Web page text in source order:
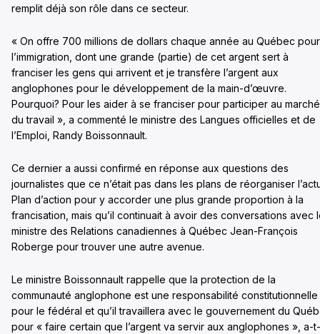
remplit déjà son rôle dans ce secteur.
« On offre 700 millions de dollars chaque année au Québec pour
l’immigration, dont une grande (partie) de cet argent sert à
franciser les gens qui arrivent et je transfère l’argent aux
anglophones pour le développement de la main-d’œuvre.
Pourquoi? Pour les aider à se franciser pour participer au marché
du travail », a commenté le ministre des Langues officielles et de
l’Emploi, Randy Boissonnault.
Ce dernier a aussi confirmé en réponse aux questions des
journalistes que ce n’était pas dans les plans de réorganiser
Plan d’action pour y accorder une plus grande proportion à la
francisation, mais qu’il continuait à avoir des conversations avec
ministre des Relations canadiennes à Québec Jean-François
Roberge pour trouver une autre avenue.
Le ministre Boissonnault rappelle que la protection de la
communauté anglophone est une responsabilité constitutionnelle
pour le fédéral et qu’il travaillera avec le gouvernement du
pour « faire certain que l’argent va servir aux anglophones », a-